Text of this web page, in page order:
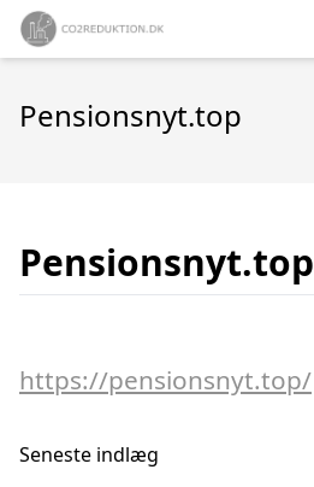
Pensionsnyt.top
Pensionsnyt.top
https://pensionsnyt.top/
Seneste indlæg